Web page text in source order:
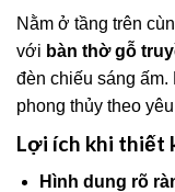
Nằm ở tầng trên
với bàn thờ gỗ
đèn chiếu sáng ấm.
phong thủy theo
Lợi ích khi thiết
Hình dung rõ